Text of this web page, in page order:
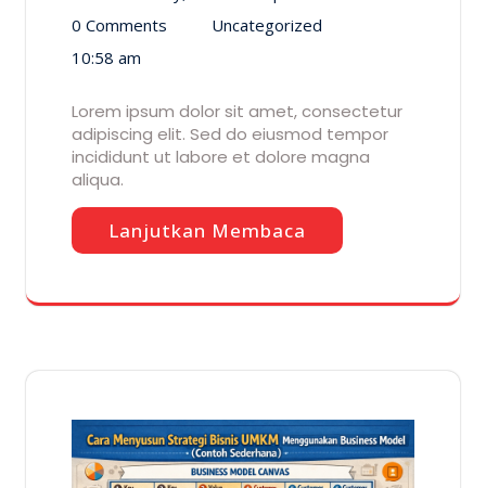
0 Comments
Uncategorized
10:58 am
Lorem ipsum dolor sit amet, consectetur
adipiscing elit. Sed do eiusmod tempor
incididunt ut labore et dolore magna
aliqua.
Lanjutkan Membaca